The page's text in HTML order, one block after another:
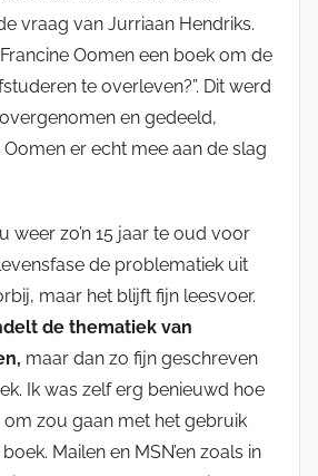
vraag van Jurriaan Hendriks.
Oomen een boek om de
te overleven?”. Dit werd
en gedeeld,
er echt mee aan de slag
weer zo’n 15 jaar te oud voor
de problematiek uit
maar het blijft fijn leesvoer.
de thematiek van
maar dan zo fijn geschreven
Ik was zelf erg benieuwd hoe
om zou gaan met het gebruik
Mailen en MSN’en zoals in